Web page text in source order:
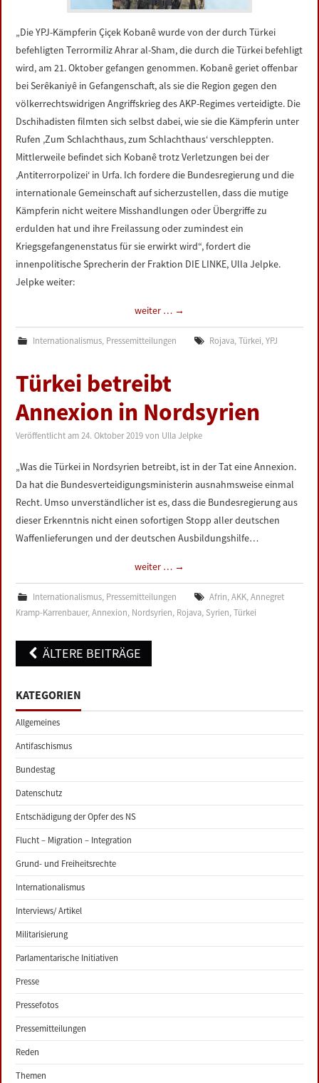
„Die YPJ-Kämpferin Çiçek Kobanê wurde von der durch Türkei
befehligten Terrormiliz Ahrar al-Sham, die durch die Türkei befehligt
wird, am 21. Oktober gefangen genommen. Kobanê geriet offenbar
bei Serêkaniyê in Gefangenschaft, als sie die Region gegen den
völkerrechtswidrigen Angriffskrieg des AKP-Regimes verteidigte. Die
Dschihadisten filmten sich selbst dabei, wie sie die Kämpferin unter
Rufen ‚Zum Schlachthaus, zum Schlachthaus‘ verschleppten.
Mittlerweile befindet sich Kobanê trotz Verletzungen bei der
‚Antiterrorpolizei‘ in Urfa. Ich fordere die Bundesregierung und die
internationale Gemeinschaft auf sicherzustellen, dass die mutige
Kämpferin nicht weitere Misshandlungen oder Übergriffe zu
erdulden hat und ihre Freilassung oder zumindest ein
Kriegsgefangenenstatus für sie erwirkt wird“, fordert die
innenpolitische Sprecherin der Fraktion DIE LINKE, Ulla Jelpke.
Jelpke weiter:
weiter … →
Internationalismus, Pressemitteilungen Rojava, Türkei, YPJ
Türkei betreibt
Annexion in Nordsyrien
Veröffentlicht am24. Oktober 2019 von Ulla Jelpke
„Was die Türkei in Nordsyrien betreibt, ist in der Tat eine Annexion.
Da hat die Bundesverteidigungsministerin ausnahmsweise einmal
Recht. Umso unverständlicher ist es, dass die Bundesregierung aus
dieser Erkenntnis nicht einen sofortigen Stopp aller deutschen
Waffenlieferungen und der deutschen Ausbildungshilfe…
weiter … →
Internationalismus, Pressemitteilungen Afrin, AKK, Annegret
Kramp-Karrenbauer,Annexion, Nordsyrien, Rojava, Syrien,Türkei
Post
navigation
ÄLTERE BEITRÄGE
KATEGORIEN
Allgemeines
Antifaschismus
Bundestag
Datenschutz
Entschädigung der Opfer des NS
Flucht – Migration – Integration
Grund- und Freiheitsrechte
Internationalismus
Interviews/ Artikel
Militarisierung
Parlamentarische Initiativen
Presse
Pressefotos
Pressemitteilungen
Reden
Themen